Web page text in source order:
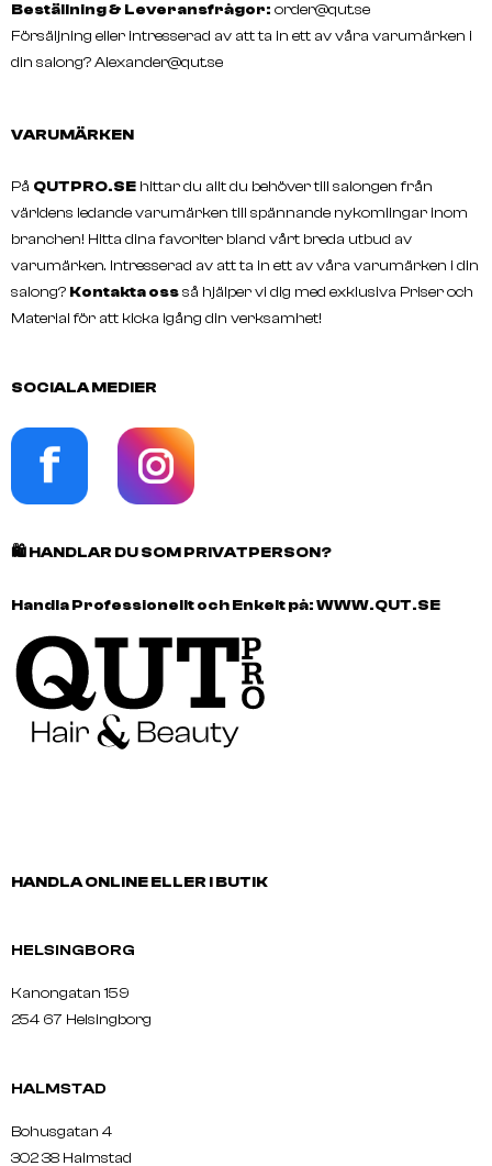
Beställning & Leveransfrågor: order@qut.se
Försäljning eller intresserad av att ta in ett av våra varumärken i
din salong?Alexander@qut.se
VARUMÄRKEN
På QUTPRO.SE hittar du allt du behöver till salongen från
världens ledande varumärken till spännande nykomlingar inom
branchen! Hitta dina favoriter bland vårt breda utbud av
varumärken. Intresserad av att ta in ett av våra varumärken i din
salong? Kontakta ossså hjälper vi dig med exklusiva Priser och
Material för att kicka igång din verksamhet!
SOCIALA MEDIER
🛍️HANDLAR DU SOM PRIVATPERSON?
Handla Professionellt och Enkelt på:WWW.QUT.SE
HANDLA ONLINE ELLER I BUTIK
HELSINGBORG
Kanongatan 159
254 67 Helsingborg
HALMSTAD
Bohusgatan 4
302 38 Halmstad